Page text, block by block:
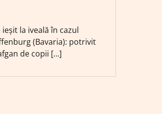
la iveală în cazul
(Bavaria): potrivit
de copii […]